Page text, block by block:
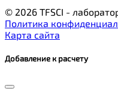
© 2026 TFSCI -
Политика
Карта сайта
Добавление к расчету